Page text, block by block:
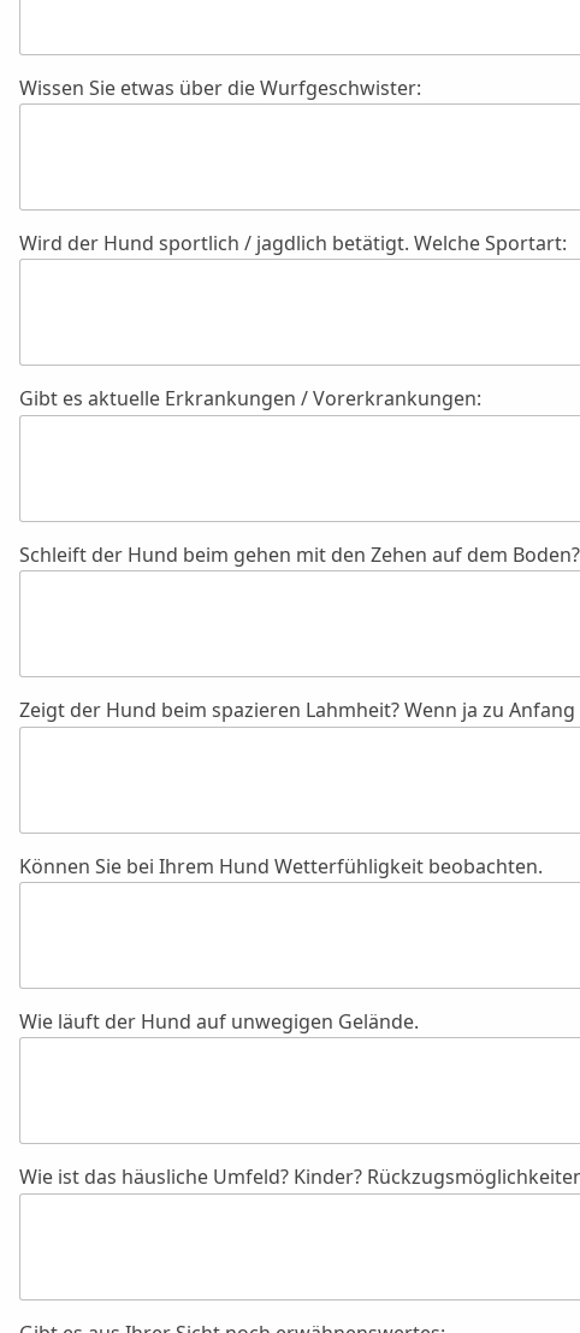
Wissen Sie etwas über die Wurfgeschwister:
Wird der Hund sportlich / jagdlich betätigt. Welche Sportart:
Gibt es aktuelle Erkrankungen / Vorerkrankungen:
Schleift der Hund beim gehen mit den Zehen auf dem
Zeigt der Hund beim spazieren Lahmheit? Wenn ja zu
Können Sie bei Ihrem Hund Wetterfühligkeit beobachten.
Wie läuft der Hund auf unwegigen Gelände.
Wie ist das häusliche Umfeld? Kinder?